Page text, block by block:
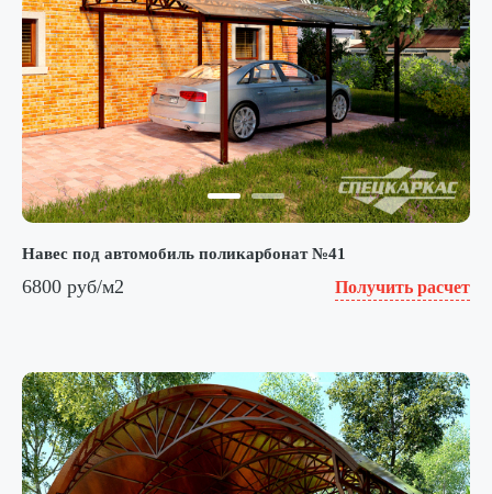
Навес под автомобиль поликарбонат №41
6800 руб/м2 Получить расчет